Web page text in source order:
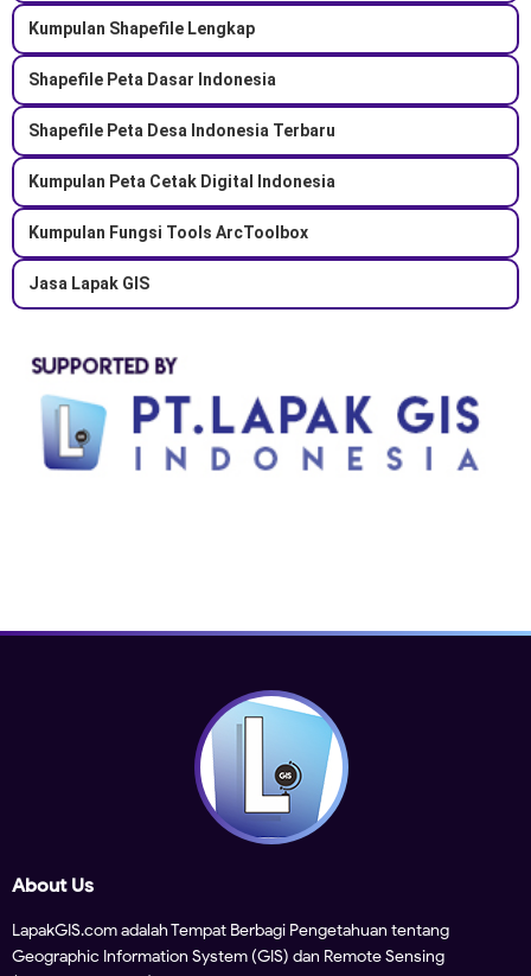
Kumpulan Shapefile Lengkap
Shapefile Peta Dasar Indonesia
Shapefile Peta Desa Indonesia Terbaru
Kumpulan Peta Cetak Digital Indonesia
Kumpulan Fungsi Tools ArcToolbox
Jasa Lapak GIS
About Us
LapakGIS.com adalah Tempat Berbagi Pengetahuan tentang
Geographic Information System (GIS) dan Remote Sensing